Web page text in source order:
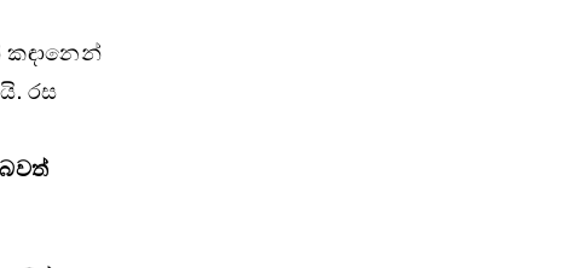
කඳානෙන්
රස